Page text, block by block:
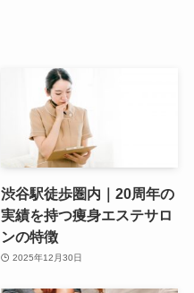
渋谷駅徒歩圏内｜20周年の
実績を持つ痩身エステサロ
ンの特徴
2025年12月30日